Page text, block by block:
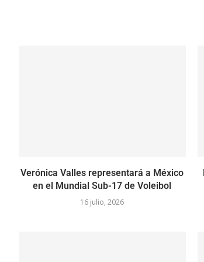
Verónica Valles representará a México
en el Mundial Sub-17 de Voleibol
16 julio, 2026